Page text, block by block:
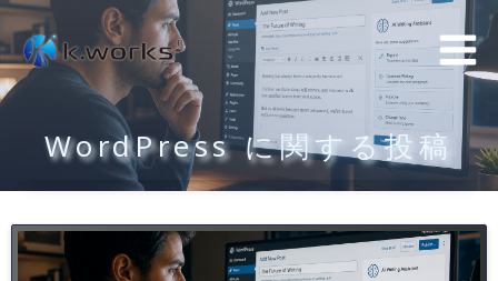
コ
ン
テ
ン
ツ
へ
キ
ッ
WordPress に関する投稿